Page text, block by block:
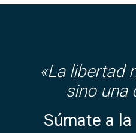
«La libertad
sino una
Súmate a la